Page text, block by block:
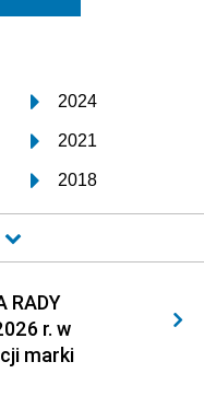
2024
2021
2018
2015
2012
2009
2006
RADY
r. w
marki